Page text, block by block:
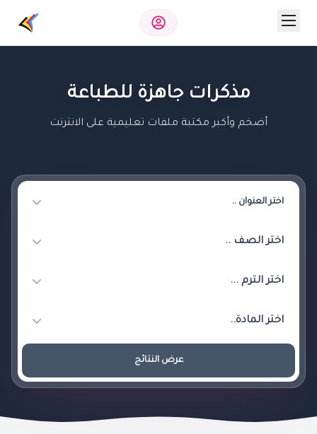
مذكرات جاهزة للطباعة
أضخم وأكبر مكتبة ملفات تعليمية على الانترنت
عرض النتائج